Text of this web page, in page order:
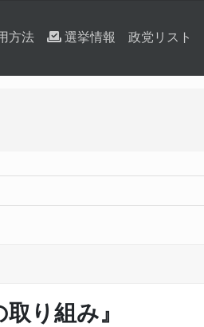
方法 選挙情報 政党リスト
り組み』